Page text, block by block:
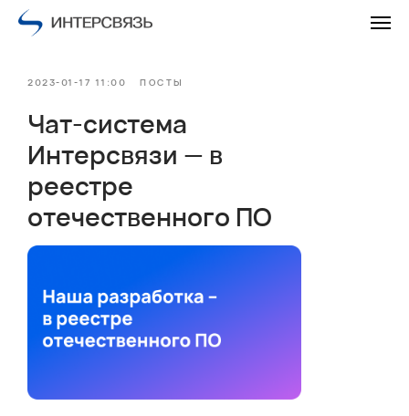
2023-01-17 11:00 ПОСТЫ
Чат-система
Интерсвязи — в
реестре
отечественного ПО